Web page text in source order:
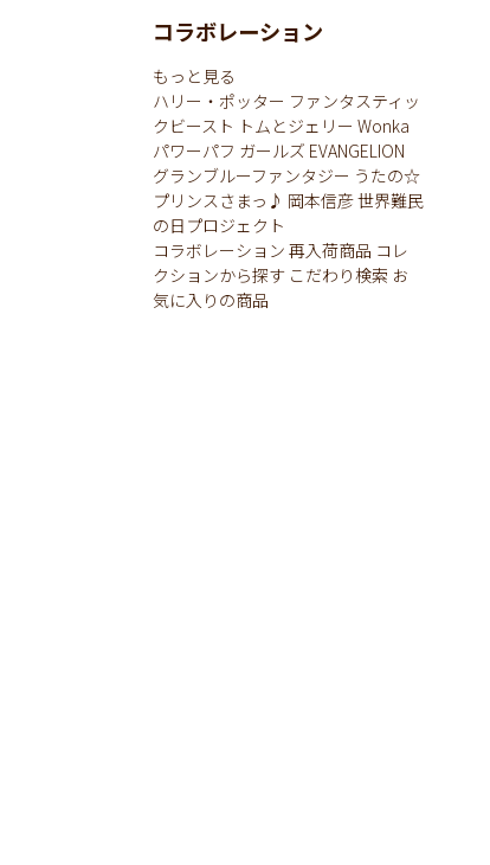
コラボレーション
もっと見る
ハリー・ポッター ファンタスティッ
クビースト トムとジェリー Wonka
パワーパフ ガールズ EVANGELION
グランブルーファンタジー うたの☆
プリンスさまっ♪ 岡本信彦世界難民
の日プロジェクト
コラボレーション 再入荷商品 コレ
クションから探す こだわり検索 お
気に入りの商品